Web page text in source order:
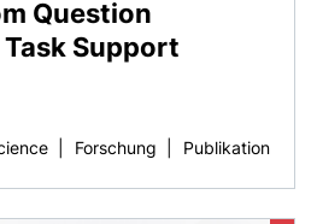
Question
Support
Forschung Publikation